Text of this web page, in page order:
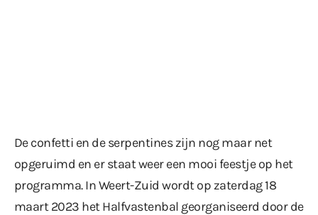
De confetti en de serpentines zijn nog maar net
opgeruimd en er staat weer een mooi feestje op het
programma. In Weert-Zuid wordt op zaterdag 18
maart 2023 het Halfvastenbal georganiseerd door de